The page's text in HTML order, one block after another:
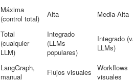
Máxima
(control total)
Alta Media-Alta
Total
(cualquier
LLM)
Integrado
(LLMs
populares)
Integrado
LLMs)
LangGraph,
manual
Flujos visuales
Workflows
visuales